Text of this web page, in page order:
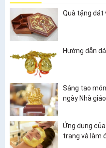
Quà tặng dát
Hướng dẫn
Sáng tạo
ngày Nhà
Ứng dụng
trang và làm